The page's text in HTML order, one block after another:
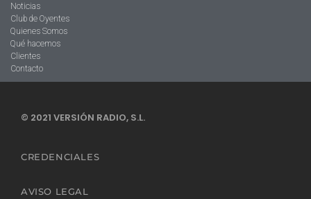
Noticias
Club de Oyentes
Quienes Somos
Qué hacemos
Clientes
Contacto
© 2021 VERSIÓN RADIO, S.L.
CREDENCIALES
AVISO LEGAL